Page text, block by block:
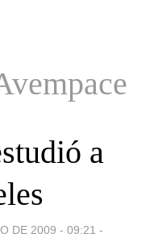
a
DE 2009 - 09:21 -